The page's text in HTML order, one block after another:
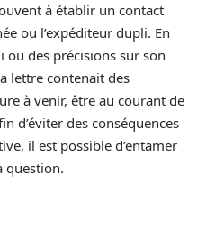
à établir un contact
ou l’expéditeur dupli. En
des précisions sur son
lettre contenait des
à venir, être au courant de
d’éviter des conséquences
il est possible d’entamer
question.